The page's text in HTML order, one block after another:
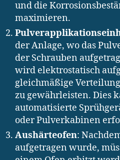
und die
maximieren.
der Anlage, wo das
der Schrauben
wird elektrostatisch
gleichmäßige
zu gewährleisten. Dies
automatisierte
oder Pulverkabinen
Aushärteofen:
aufgetragen wurde,